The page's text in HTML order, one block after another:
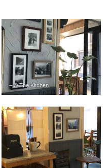
– © The Kitchen